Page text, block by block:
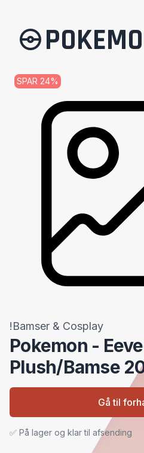
!Bamser & Cosplay
Pokemon -
Plush/Bamse
✅ På lager og klar til afsending
Gå til
SPAR 24%